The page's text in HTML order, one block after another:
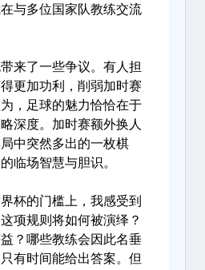
与多位国家队教练交流
来了一些争议。有人担
更加功利，削弱加时赛
，足球的魅力恰恰在于
深度。加时赛额外换人
中突然多出的一枚棋
临场智慧与胆识。
杯的门槛上，我感受到
项规则将如何被演绎？
？哪些教练会因此名垂
有时间能给出答案。但